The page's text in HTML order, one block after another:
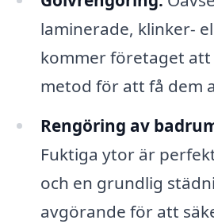
laminerade, klinker-
kommer företaget
metod för att få dem
Rengöring av
Fuktiga ytor är
och en grundlig
avgörande för att